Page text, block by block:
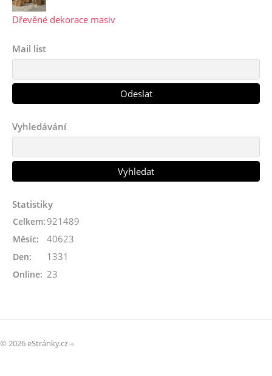
Dřevěné dekorace masiv
Mail list
Vyhledávání
Statistiky
Online: 23
Celkem: 921489
Měsíc: 40623
Den: 1331
© 2026 eStránky.cz